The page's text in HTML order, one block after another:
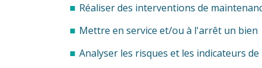
Réaliser des interventions de
Mettre en service et/ou à l'arrêt un bien
Analyser les risques et les indicateurs